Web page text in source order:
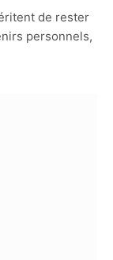
de rester
personnels,